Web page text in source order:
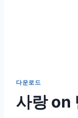
다운로드
사랑 on